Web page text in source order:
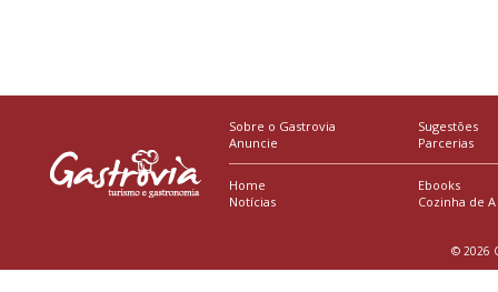
Sobre o Gastrovia
Anuncie
Sugestões
Parcerias
Home
Notícias
Ebooks
Cozinha de A
© 2026